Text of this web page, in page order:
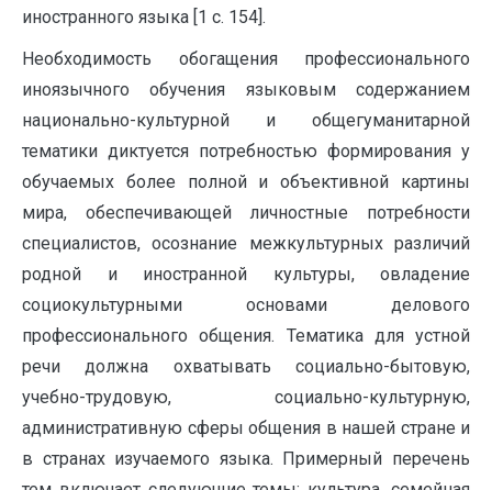
иностранного языка [1 c. 154].
Необходимость обогащения профессионального
иноязычного обучения языковым содержанием
национально-культурной и общегуманитарной
тематики диктуется потребностью формирования у
обучаемых более полной и объективной картины
мира, обеспечивающей личностные потребности
специалистов, осознание межкультурных различий
родной и иностранной культуры, овладение
социокультурными основами делового
профессионального общения. Тематика для устной
речи должна охватывать социально-бытовую,
учебно-трудовую, социально-культурную,
административную сферы общения в нашей стране и
в странах изучаемого языка. Примерный перечень